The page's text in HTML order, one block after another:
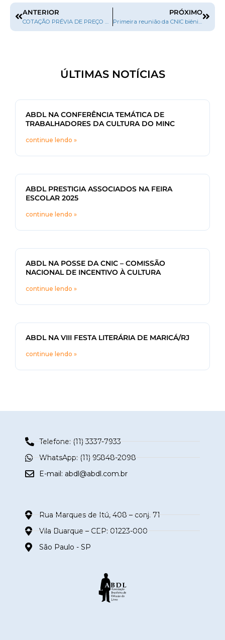
ANTERIOR
COTAÇÃO PRÉVIA DE PREÇO Nº 01/2013 – CONVÊNIO 773769/2012
PRÓXIMO
Primeira reunião da CNIC biênio 2013/2014 analisou 549 projetos culturais
ÚLTIMAS NOTÍCIAS
ABDL NA CONFERÊNCIA TEMÁTICA DE
TRABALHADORES DA CULTURA DO MINC
continue lendo »
ABDL PRESTIGIA ASSOCIADOS NA FEIRA
ESCOLAR 2025
continue lendo »
ABDL NA POSSE DA CNIC – COMISSÃO
NACIONAL DE INCENTIVO À CULTURA
continue lendo »
ABDL NA VIII FESTA LITERÁRIA DE MARICÁ/RJ
continue lendo »
Telefone: (11) 3337-7933
WhatsApp: (11) 95848-2098
E-mail: abdl@abdl.com.br
Rua Marques de Itú, 408 – conj. 71
Vila Buarque – CEP: 01223-000
São Paulo - SP